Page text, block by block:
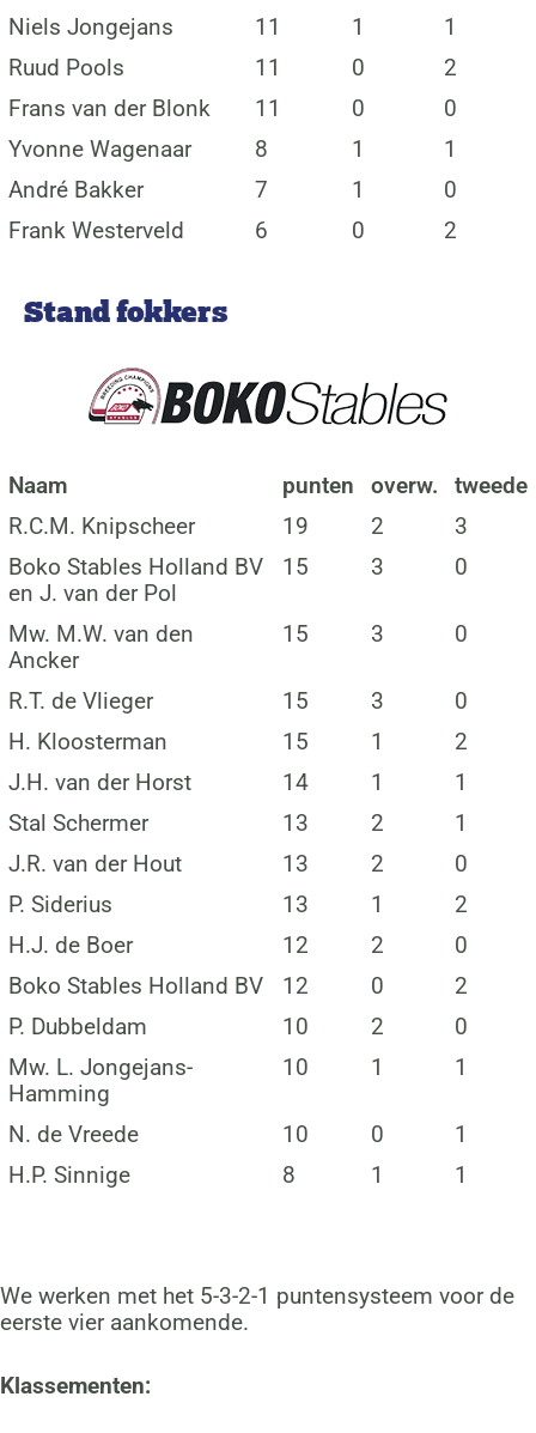
Niels Jongejans 11 1
1
Ruud Pools
11 0
2
Frans van der Blonk
11 0
0
Yvonne Wagenaar
8 1
1
André Bakker
7 1
0
Frank Westerveld
6 0 2
Stand fokkers
Naam punten overw.
tweede
R.C.M. Knipscheer
19 2
3
Boko Stables Holland BV
en J. van der Pol
15 3 0
Mw. M.W. van den
Ancker
15 3 0
R.T. de Vlieger 15 3
0
H. Kloosterman
15 1
2
J.H. van der Horst
14 1
1
Stal Schermer
13 2
1
J.R. van der Hout
13 2
0
P. Siderius
13 1
2
H.J. de Boer
12 2
0
Boko Stables Holland BV
12 0
2
P. Dubbeldam
10 2
0
Mw. L. Jongejans-
Hamming
10 1 1
N. de Vreede 10 0
1
H.P. Sinnige
8 1 1
We werken met het 5-3-2-1 puntensysteem voor de
eerste vier aankomende.
Klassementen: